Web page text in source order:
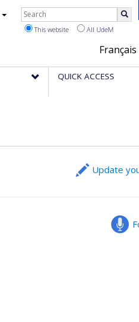
Choix
de
la
Français
Rechercher
This website All UdeM
QUICK ACCESS
Update